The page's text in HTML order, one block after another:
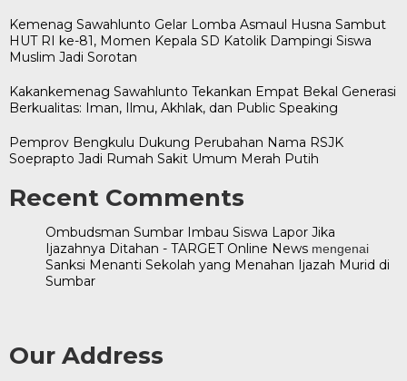
Kemenag Sawahlunto Gelar Lomba Asmaul Husna Sambut
HUT RI ke-81, Momen Kepala SD Katolik Dampingi Siswa
Muslim Jadi Sorotan
Kakankemenag Sawahlunto Tekankan Empat Bekal Generasi
Berkualitas: Iman, Ilmu, Akhlak, dan Public Speaking
Pemprov Bengkulu Dukung Perubahan Nama RSJK
Soeprapto Jadi Rumah Sakit Umum Merah Putih
Recent Comments
Ombudsman Sumbar Imbau Siswa Lapor Jika
Ijazahnya Ditahan - TARGET Online News mengenai
Sanksi Menanti Sekolah yang Menahan Ijazah Murid di
Sumbar
Our Address